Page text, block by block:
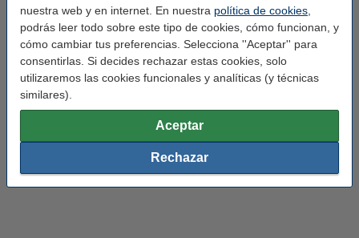
nuestra web y en internet. En nuestra política de cookies
podrás leer todo sobre este tipo de cookies, cómo funcionan, y
cómo cambiar tus preferencias. Selecciona ''Aceptar'' para
consentirlas. Si decides rechazar estas cookies, solo
utilizaremos las cookies funcionales y analíticas (y técnicas
similares).
Aceptar
Rechazar
En esta página encuentras papel A4 reciclado tanto de manera
individual como en nuestro multipack de 5 paquetes de 500 folios
para que disfrutes de tener que reponer el papel con menos
frecuencia.
Productos interesantes para ti
Echa un vistazo a esta selección de nuestro catálogo de
productos de papelería para completar tu pedido: